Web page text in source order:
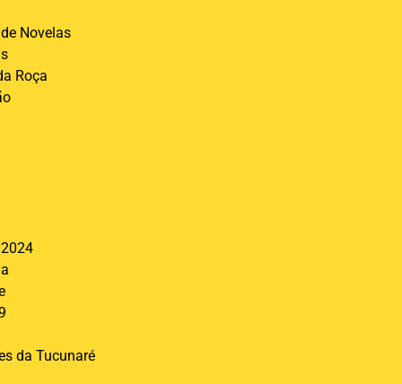
Novelas
Roça
da Tucunaré